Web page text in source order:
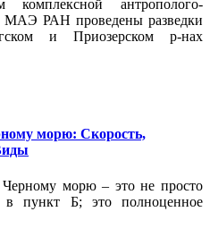
комплексной антрополого-
МАЭ РАН проведены разведки
и Приозерском р-нах
морю: Скорость,
морю – это не просто
пункт Б; это полноценное